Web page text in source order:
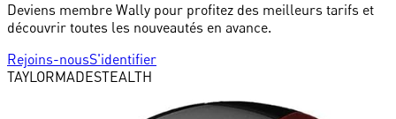
Deviens membre Wally pour profitez des meilleurs tarifs et
découvrir toutes les nouveautés en avance.
Rejoins-nousS'identifier
TAYLORMADESTEALTH